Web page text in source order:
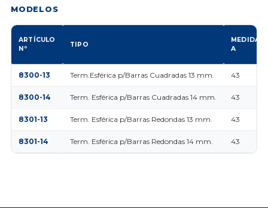
MODELOS
ARTÍCULO
Nº
TIPO
MEDIDAS
A
8300-13 Term.Esférica p/Barras Cuadradas 13 mm. 43
8300-14 Term. Esférica p/Barras Cuadradas 14 mm. 43
8301-13 Term. Esférica p/Barras Redondas 13 mm. 43
8301-14 Term. Esférica p/Barras Redondas 14 mm. 43